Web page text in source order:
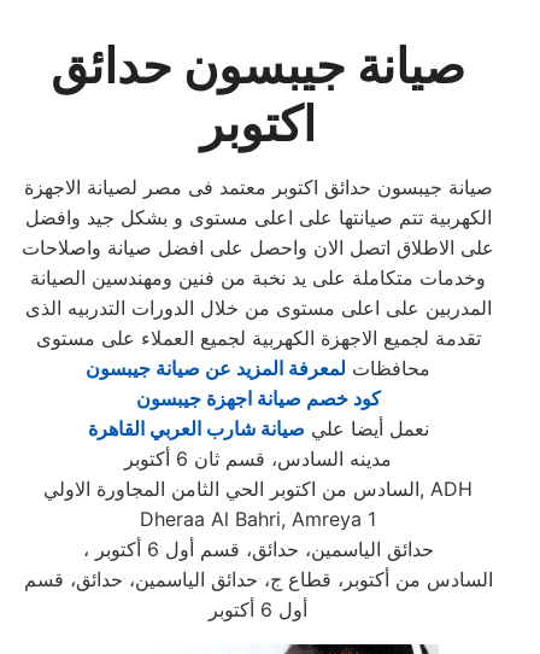
صيانة جيبسون حدائق
اكتوبر
صيانة جيبسون حدائق اكتوبر معتمد فى مصر لصيانة الاجهزة
الكهربية تتم صيانتها على اعلى مستوى و بشكل جيد وافضل
على الاطلاق اتصل الان واحصل على افضل صيانة واصلاحات
وخدمات متكاملة على يد نخبة من فنين ومهندسين الصيانة
المدربين على اعلى مستوى من خلال الدورات التدربيه الذى
تقدمة لجميع الاجهزة الكهربية لجميع العملاء على مستوى
محافظات لمعرفة المزيد عن صيانة جيبسون
كود خصم صيانة اجهزة جيبسون
نعمل أيضا علي صيانة شارب العربي القاهرة
مدينه السادس، قسم ثان 6 أكتوبر
السادس من اكتوبر الحي الثامن المجاورة الاولي, ADH
Dheraa Al Bahri, Amreya 1
، حدائق الياسمين، حدائق، قسم أول 6 أكتوبر
السادس من أكتوبر، قطاع ج، حدائق الياسمين، حدائق، قسم
أول 6 أكتوبر